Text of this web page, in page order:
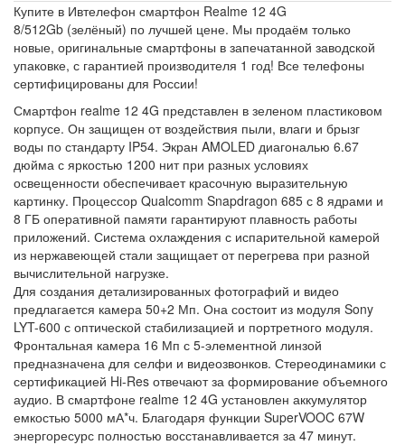
Купите в Ивтелефон смартфон Realme 12 4G
8/512Gb (зелёный) по лучшей цене. Мы продаём только
новые, оригинальные смартфоны в запечатанной заводской
упаковке, с гарантией производителя 1 год! Все телефоны
сертифицированы для России!
Смартфон realme 12 4G представлен в зеленом пластиковом
корпусе. Он защищен от воздействия пыли, влаги и брызг
воды по стандарту IP54. Экран AMOLED диагональю 6.67
дюйма с яркостью 1200 нит при разных условиях
освещенности обеспечивает красочную выразительную
картинку. Процессор Qualcomm Snapdragon 685 с 8 ядрами и
8 ГБ оперативной памяти гарантируют плавность работы
приложений. Система охлаждения с испарительной камерой
из нержавеющей стали защищает от перегрева при разной
вычислительной нагрузке.
Для создания детализированных фотографий и видео
предлагается камера 50+2 Мп. Она состоит из модуля Sony
LYT-600 с оптической стабилизацией и портретного модуля.
Фронтальная камера 16 Мп с 5-элементной линзой
предназначена для селфи и видеозвонков. Стереодинамики с
сертификацией Hi-Res отвечают за формирование объемного
аудио. В смартфоне realme 12 4G установлен аккумулятор
емкостью 5000 мА*ч. Благодаря функции SuperVOOC 67W
энергоресурс полностью восстанавливается за 47 минут.